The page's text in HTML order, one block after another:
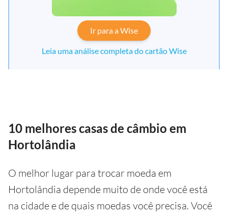
Ir para a Wise
Leia uma análise completa do cartão Wise
10 melhores casas de câmbio em
Hortolândia
O melhor lugar para trocar moeda em
Hortolândia depende muito de onde você está
na cidade e de quais moedas você precisa. Você